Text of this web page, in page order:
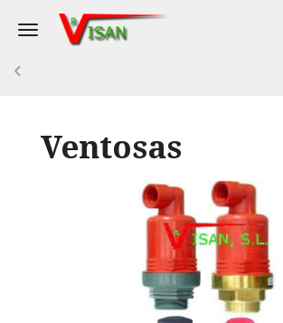
Toggle navigation
Ventosas